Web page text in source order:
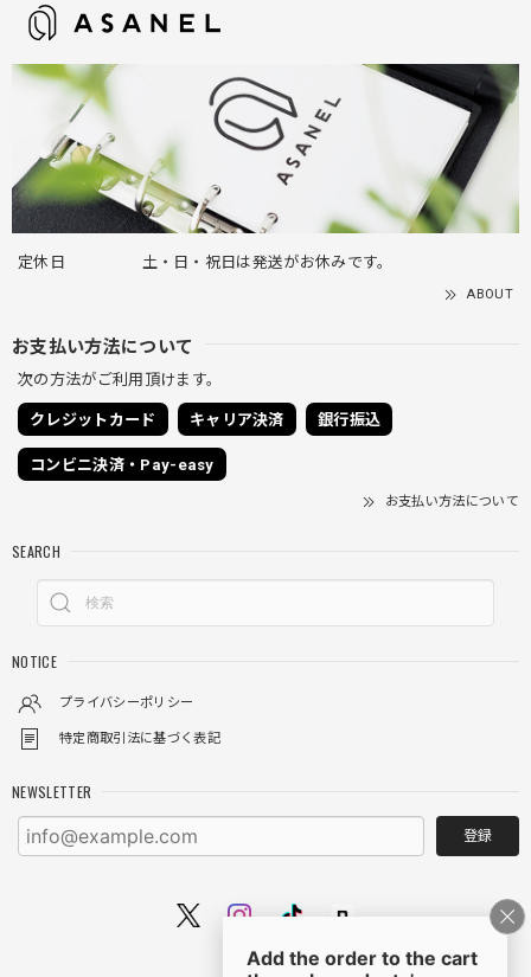
定休日 土・日・祝日は発送がお休みです。
ABOUT
お支払い方法について
次の方法がご利用頂けます。
クレジットカード キャリア決済 銀行振込
コンビニ決済・Pay-easy
お支払い方法について
SEARCH
NOTICE
プライバシーポリシー
特定商取引法に基づく表記
NEWSLETTER
登録